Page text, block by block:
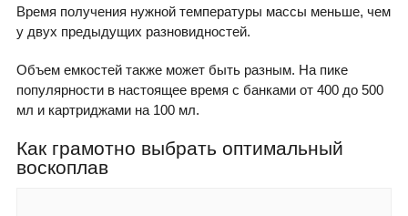
Время получения нужной температуры массы меньше, чем
у двух предыдущих разновидностей.
Объем емкостей также может быть разным. На пике
популярности в настоящее время с банками от 400 до 500
мл и картриджами на 100 мл.
Как грамотно выбрать оптимальный
воскоплав